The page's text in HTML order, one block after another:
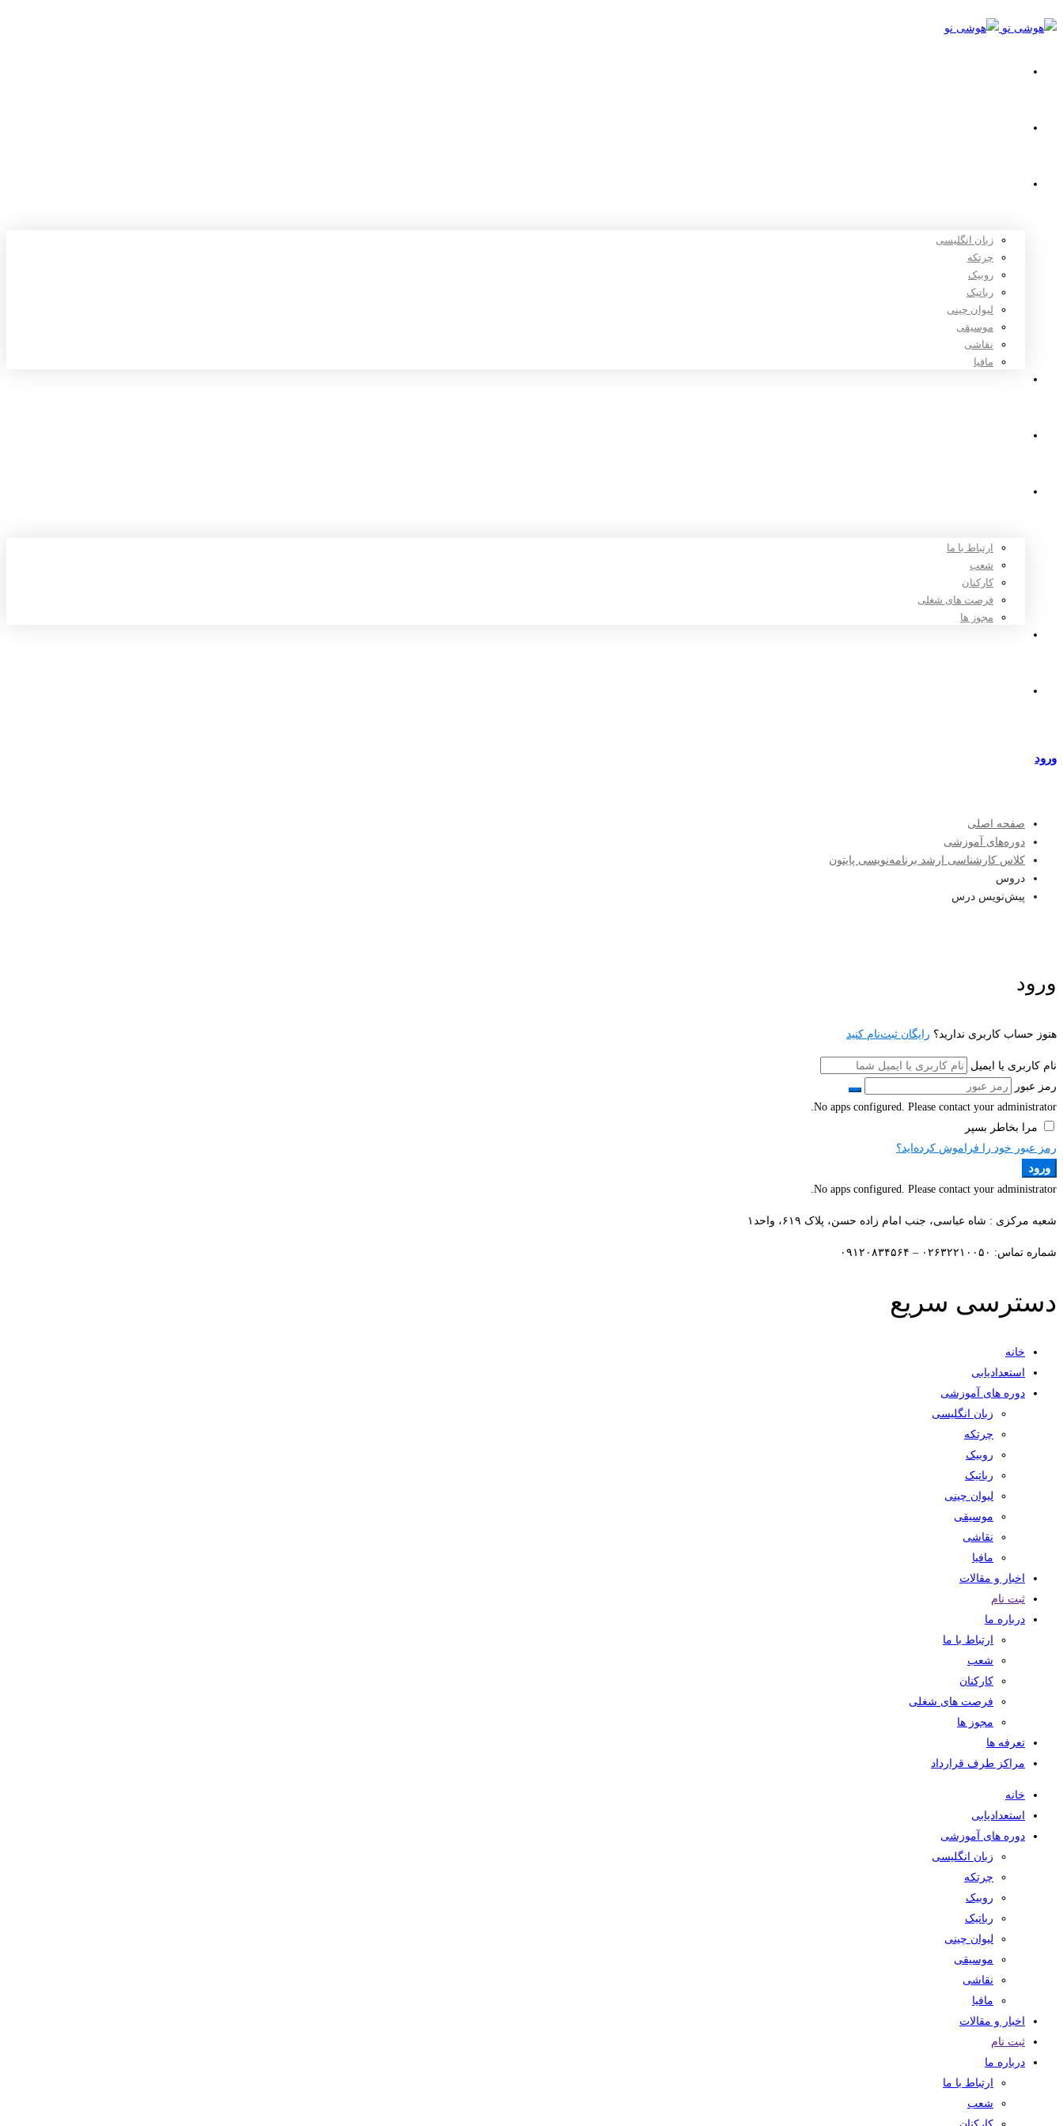
زبان انگلیسی
چرتکه
روبیک
رباتیک
لیوان چینی
موسیقی
نقاشی
مافیا
ارتباط با ما
شعب
کارکنان
فرصت های شغلی
مجوز ها
ورود
صفحه اصلی
دوره‌های آموزشی
کلاس کارشناسی ارشد برنامه‌نویسی پایتون
دروس
پیش‌نویس درس
ورود
هنوز حساب کاربری ندارید؟ رایگان ثبت‌نام کنید
نام کاربری یا ایمیل
رمز عبور
No apps configured. Please contact your administrator.
مرا بخاطر بسپر
رمز عبور خود را فراموش کرده‌اید؟
ورود
No apps configured. Please contact your administrator.
شعبه مرکزی : شاه عباسی، جنب امام زاده حسن، پلاک ۶۱۹، واحد۱​
شماره تماس: ۰۲۶۳۲۲۱۰۰۵۰ – ۰۹۱۲۰۸۳۴۵۶۴
دسترسی سریع
خانه
استعدادیابی
دوره های آموزشی
زبان انگلیسی
چرتکه
روبیک
رباتیک
لیوان چینی
موسیقی
نقاشی
مافیا
اخبار و مقالات
ثبت نام
درباره ما
ارتباط با ما
شعب
کارکنان
فرصت های شغلی
مجوز ها
تعرفه ها
مراکز طرف قرارداد
خانه
استعدادیابی
دوره های آموزشی
زبان انگلیسی
چرتکه
روبیک
رباتیک
لیوان چینی
موسیقی
نقاشی
مافیا
اخبار و مقالات
ثبت نام
درباره ما
ارتباط با ما
شعب